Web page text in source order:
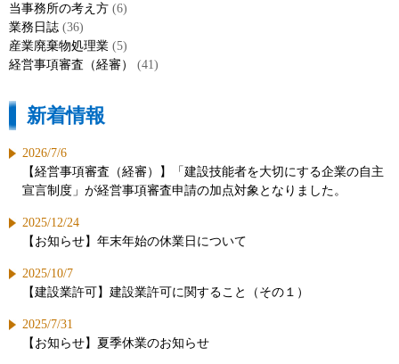
当事務所の考え方 (6)
業務日誌 (36)
産業廃棄物処理業 (5)
経営事項審査（経審）
(41)
新着情報
2026/7/6
【経営事項審査（経審）】「建設技能者を大切にする企業の自主
宣言制度」が経営事項審査申請の加点対象となりました。
2025/12/24
【お知らせ】年末年始の休業日について
2025/10/7
【建設業許可】建設業許可に関すること（その１）
2025/7/31
【お知らせ】夏季休業のお知らせ